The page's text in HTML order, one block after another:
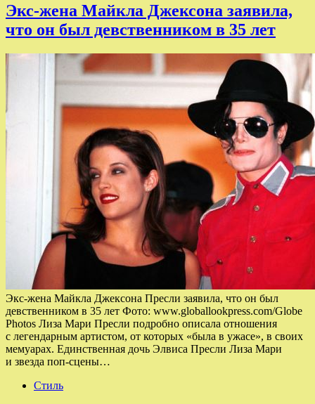
Экс-жена Майкла Джексона заявила,
что он был девственником в 35 лет
Экс-жена Майкла Джексона Пресли заявила, что он был
девственником в 35 лет Фото: www.globallookpress.com/Globe
Photos Лиза Мари Пресли подробно описала отношения
с легендарным артистом, от которых «была в ужасе», в своих
мемуарах. Единственная дочь Элвиса Пресли Лиза Мари
и звезда поп-сцены…
Стиль